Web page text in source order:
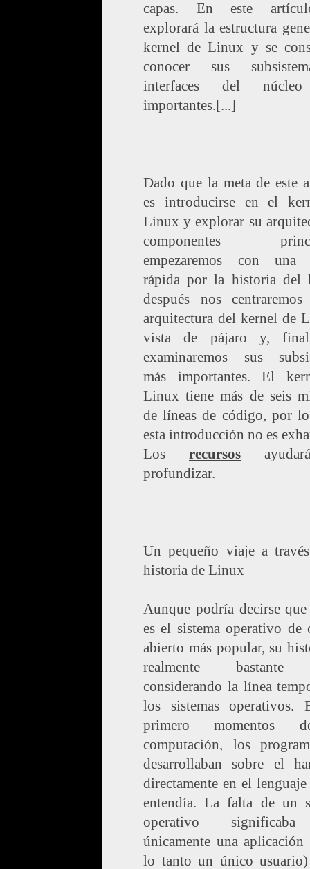
capas. En este
explorará la estructura
kernel de Linux y se
conocer sus
interfaces del
importantes.[...]
Dado que la meta de este
es introducirse en el
Linux y explorar su
componentes
empezaremos con una
rápida por la historia del
después nos
arquitectura del kernel de
vista de pájaro y,
examinaremos sus
más importantes. El
Linux tiene más de seis
de líneas de código, por
esta introducción no es
Los recursos
profundizar.
Un pequeño viaje a
historia de Linux
Aunque podría decirse
es el sistema operativo de
abierto más popular, su
realmente bastante
considerando la línea
los sistemas operativos.
primero momentos
computación, los
desarrollaban sobre el
directamente en el
entendía. La falta de un
operativo
únicamente una
lo tanto un único